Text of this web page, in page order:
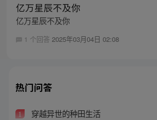
亿万星辰不及你
亿万星辰不及你
1 个回答 2025年03月04日 02:08
热门问答
1 穿越异世的种田生活